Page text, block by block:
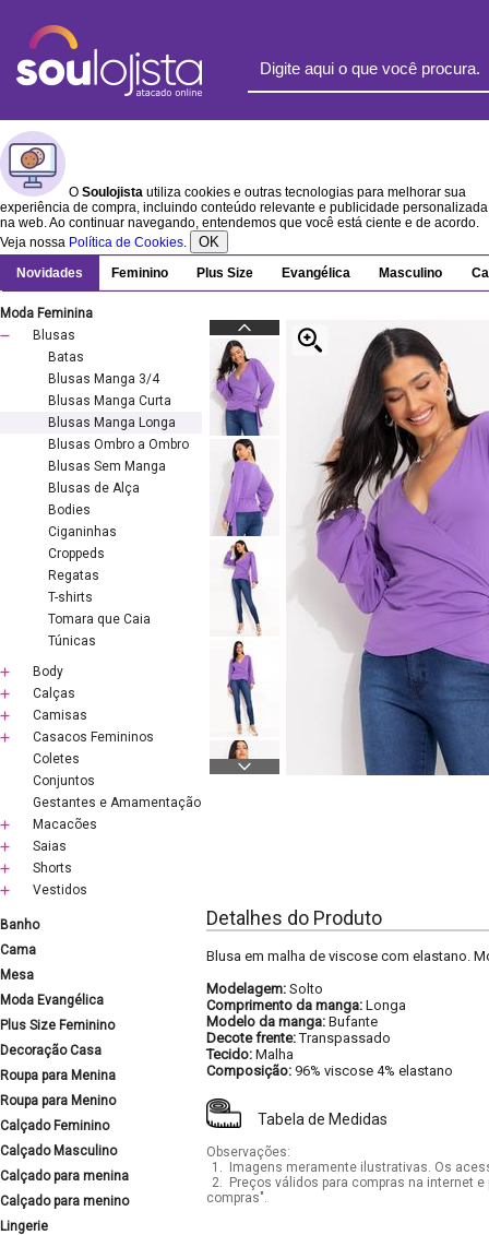
O Soulojista utiliza cookies e outras tecnologias para melhorar sua
experiência de compra, incluindo conteúdo relevante e publicidade personalizada
na web. Ao continuar navegando, entendemos que você está ciente e de acordo.
Veja nossa Política de Cookies. OK
Novidades Feminino Plus Size Evangélica Masculino
Moda Feminina
Blusas
Batas
Blusas Manga 3/4
Blusas Manga Curta
Blusas Manga Longa
Blusas Ombro a Ombro
Blusas Sem Manga
Blusas de Alça
Bodies
Ciganinhas
Croppeds
Regatas
T-shirts
Tomara que Caia
Túnicas
Body
Calças
Camisas
Casacos Femininos
Coletes
Conjuntos
Gestantes e Amamentação
Macacões
Saias
Shorts
Vestidos
Banho
Cama
Mesa
Moda Evangélica
Plus Size Feminino
Decoração Casa
Roupa para Menina
Roupa para Menino
Calçado Feminino
Calçado Masculino
Calçado para menina
Calçado para menino
Lingerie
Detalhes do Produto
Blusa em malha de viscose com elastano.
Modelagem: Solto
Comprimento da manga: Longa
Modelo da manga: Bufante
Decote frente:Transpassado
Tecido: Malha
Composição: 96% viscose 4% elastano
Tabela de Medidas
Observações:
1.
Imagens meramente ilustrativas. Os
2.
Preços válidos para compras na internet
compras".